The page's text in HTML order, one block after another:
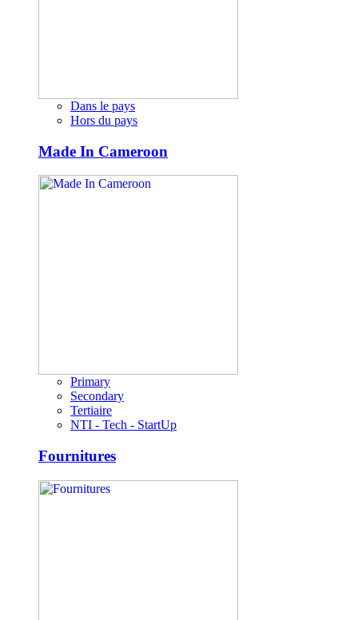
Dans le pays
Hors du pays
Made In Cameroon
Primary
Secondary
Tertiaire
NTI - Tech - StartUp
Fournitures